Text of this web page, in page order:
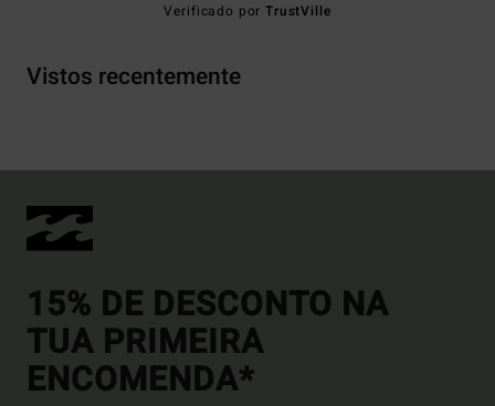
Verificado porTrustVille
Vistos recentemente
15% DE DESCONTO NA
TUA PRIMEIRA
ENCOMENDA*